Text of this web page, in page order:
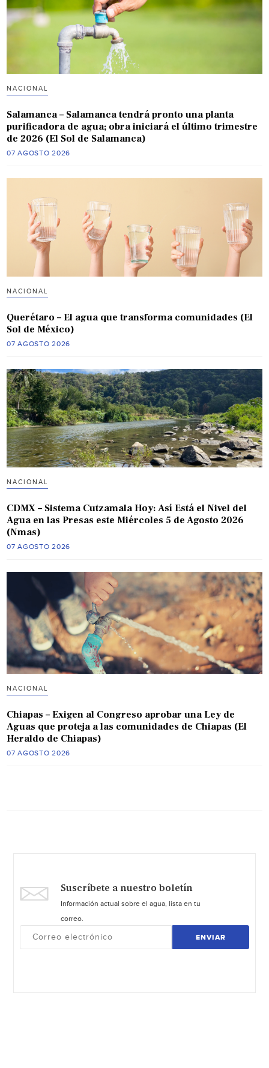
NACIONAL
Salamanca – Salamanca tendrá pronto una planta
purificadora de agua; obra iniciará el último trimestre
de 2026 (El Sol de Salamanca)
07 AGOSTO 2026
NACIONAL
Querétaro – El agua que transforma comunidades (El
Sol de México)
07 AGOSTO 2026
NACIONAL
CDMX – Sistema Cutzamala Hoy: Así Está el Nivel del
Agua en las Presas este Miércoles 5 de Agosto 2026
(Nmas)
07 AGOSTO 2026
NACIONAL
Chiapas – Exigen al Congreso aprobar una Ley de
Aguas que proteja a las comunidades de Chiapas (El
Heraldo de Chiapas)
07 AGOSTO 2026
Suscríbete a nuestro boletín
Información actual sobre el agua, lista en tu
correo.
ENVIAR